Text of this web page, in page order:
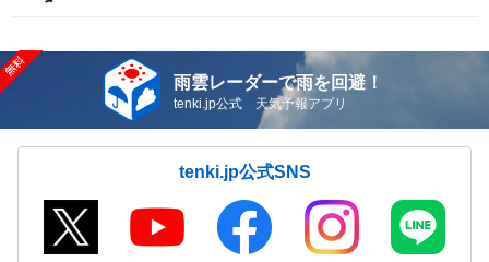
雨雲レーダーで雨を回避！
tenki.jp公式 天気予報アプリ
tenki.jp公式SNS